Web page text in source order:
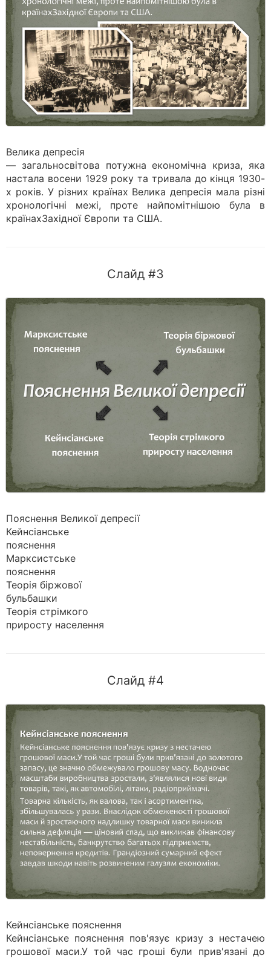
Велика депресія
— загальносвітова потужна економічна криза, яка
настала восени 1929 року та тривала до кінця 1930-
х років. У різних країнах Велика депресія мала різні
хронологічні межі, проте найпомітнішою була в
країнахЗахідної Європи та США.
Слайд #3
Пояснення Великої депресії
Кейнсіанське
пояснення
Марксистське
пояснення
Теорія біржової
бульбашки
Теорія стрімкого
приросту населення
Слайд #4
Кейнсіанське пояснення
Кейнсіанське пояснення пов'язує кризу з нестачею
грошової маси.У той час гроші були прив'язані до